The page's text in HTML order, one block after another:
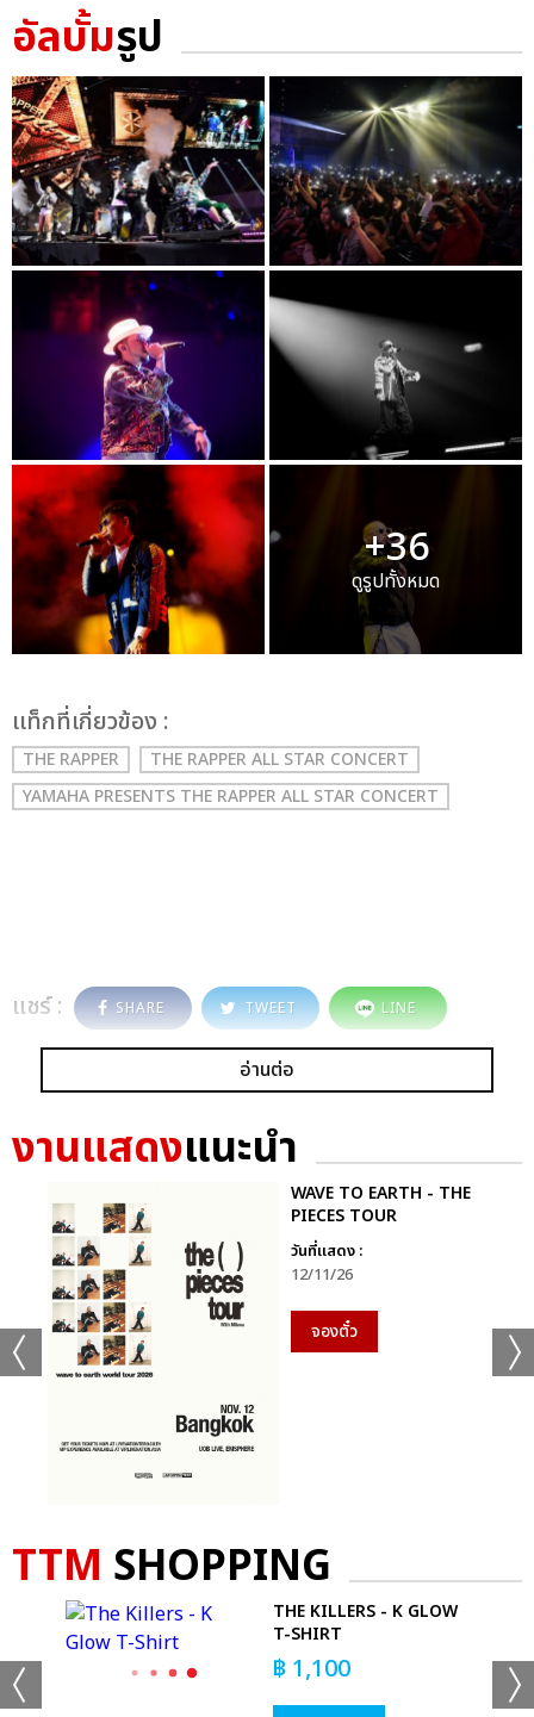
อัลบั้มรูป
+36
ดูรูปทั้งหมด
เเท็กที่เกี่ยวข้อง :
THE RAPPER
THE RAPPER ALL STAR CONCERT
YAMAHA PRESENTS THE RAPPER ALL STAR CONCERT
แชร์ : SHARE TWEET LINE
อ่านต่อ
งานแสดงแนะนำ
WAVE TO EARTH - THE
PIECES TOUR
วันที่แสดง :
12/11/26
จองตั๋ว
TTM SHOPPING
THE KILLERS - K GLOW
T-SHIRT
฿ 1,100